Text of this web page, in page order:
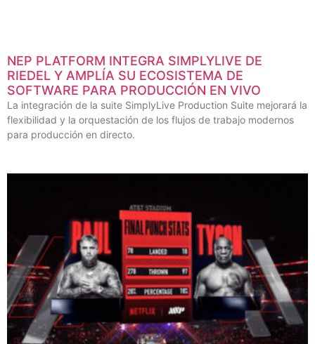
NEP PLATFORM INTEGRA SIMPLYLIVE DE
RIEDEL Y AMPLÍA SU ECOSISTEMA DE
SOFTWARE PARA PRODUCCIÓN EN VIVO
La integración de la suite SimplyLive Production Suite mejorará la
flexibilidad y la orquestación de los flujos de trabajo modernos
para producción en directo.